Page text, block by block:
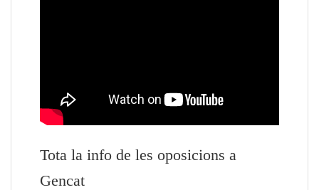
Tota la info de les oposicions a
Gencat